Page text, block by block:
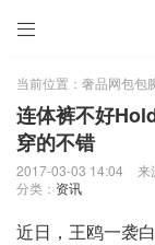

当前位置： 奢品网包包
连体裤不好
穿的不错
2017-03-03 14:04 来
分类： 资讯
近日，王鸥一袭